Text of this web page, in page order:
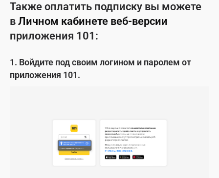
Также оплатить подписку вы можете
в Личном кабинете веб-версии
приложения 101:
1. Войдите под своим логином и паролем от
приложения 101.